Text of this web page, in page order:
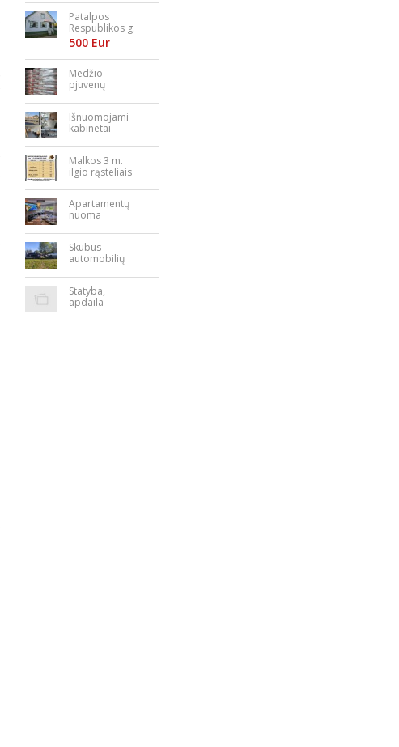
Patalpos
Respublikos g.
23
500 Eur
Medžio
pjuvenų
briketai
Išnuomojami
kabinetai
bės aikštėje
Malkos 3 m.
ilgio rąsteliais
Apartamentų
nuoma
Skubus
automobilių
Statyba,
apdaila